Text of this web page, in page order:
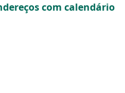
com calendário